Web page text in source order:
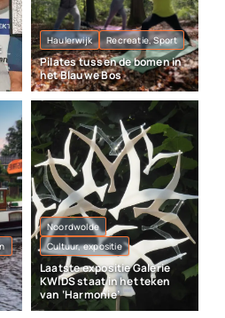
Haulerwijk Recreatie, Sport
Pilates tussen de bomen in
het Blauwe Bos
Noordwolde
Cultuur, expositie
Laatste expositie Galerie
KWIDS staat in het teken
van ‘Harmonie’